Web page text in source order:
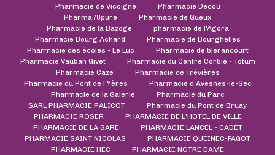
Pharmacie de Vicoigne
Pharmacie Decou
Pharma78pure
Pharmacie de Gueux
Pharmacie de la Bazoge
pharmacie de l'Agora
Pharmacie Bourg Achard
Pharmacie de Bourghelles
Pharmacie des écoles - Le Luc
Pharmacie de blerancourt
Pharmacie Vauban Givet
Pharmacie du Centre Corbie - Totum
Pharmacie Caze
Pharmacie de Trévières
Pharmacie du Pont de l'Yères
Pharmacie d’Avesnes-le-Sec
Pharmacie de la Galerie
Pharmacie du Parc
SARL PHARMACIE PALICOT
Pharmacie du Pont de Bruay
PHARMACIE ROSER
PHARMACIE DE L'HOTEL DE VILLE
PHARMACIE DE LA GARE
PHARMACIE LANCEL - CADET
PHARMACIE SAINT NICOLAS
PHARMACIE QUEINEC-FAGOT
PHARMACIE HEC
PHARMACIE NOTRE DAME